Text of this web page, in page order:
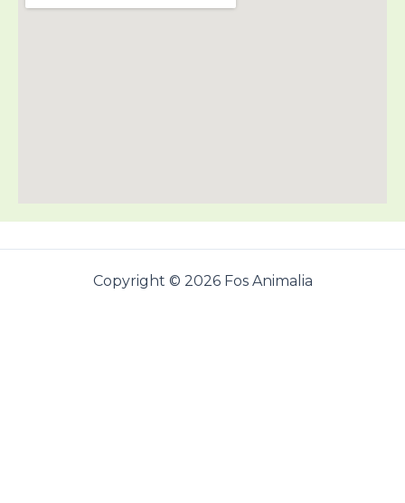
Copyright © 2026 Fos Animalia